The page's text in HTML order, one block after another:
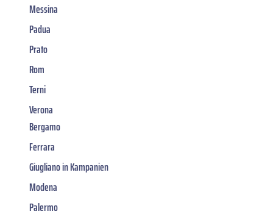
Messina
Padua
Prato
Rom
Terni
Verona
Bergamo
Ferrara
Giugliano in Kampanien
Modena
Palermo